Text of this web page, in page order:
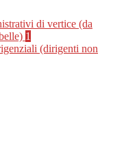
di vertice (da
1
(dirigenti non